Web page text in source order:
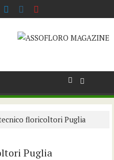
floricoltori Puglia
Puglia